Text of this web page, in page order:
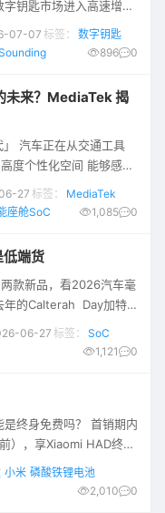
钥匙市场进入高速增长
攀升。泰凌在分享中指
车数字钥匙装配量已达
，成为乘用车的标配功
山，覆盖
07-07 标签：
数字钥匙
896 0
未来？MediaTek 揭
汽车正在从交通工具
度个性化空间 能够感
求 感知周围环境 推动这
大的计算平台 先进技术
用户体验：
，实现直观的多模态交
互，带来自然流畅的使用体验 连接技术：推
27 标签：
MediaTek
座舱SoC 1,085 0
低端货
款新品，看2026汽车毫
年的Calterah Day加特
始人兼CEO陈嘉澍就
米波雷达芯片在中国的
公司的芯片出货量1400
过35个车企品牌采用
按照市场调研机构给出
06-27 标签：
SoC
1,121 0
终身免费吗？ 首销期内
），享Xiaomi HAD终身
不分高低配，全系标配
毫米波雷达等高规格硬
小米 磷酸铁锂电池
2,010
0